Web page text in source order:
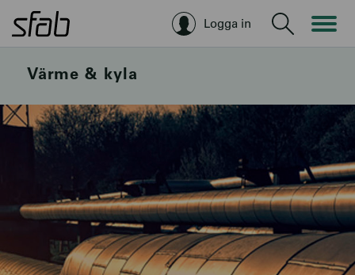
Logga in Sök
Värme & kyla